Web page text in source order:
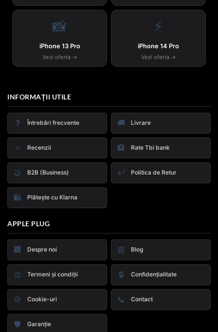
📸
iPhone 13 Pro
Vezi oferta →
⚡
iPhone 14 Pro
Vezi oferta →
INFORMAȚII UTILE
❓ Întrebări frecvente 🚚 Livrare
⭐ Recenzii 🏦 Rate Tbi bank
🤝 B2B (Business) ↩️ Politica de Retur
🛍️ Plătește cu Klarna
APPLE PLUG
🏢 Despre noi 📰 Blog
⚖️ Termeni și condiții 🔒 Confidențialitate
🍪 Cookie-uri 📞 Contact
🛡️ Garanție